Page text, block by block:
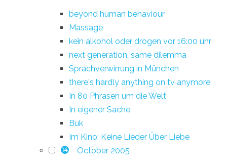
beyond human behaviour
Massage
kein alkohol oder drogen vor 16:00 uhr
next generation, same dilemma
Sprachverwirrung in München
there's hardly anything on tv anymore
In 80 Phrasen um die Welt
In eigener Sache
Buk
Im Kino: Keine Lieder Über Liebe
14 October 2005